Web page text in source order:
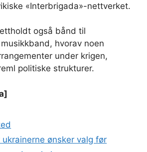
«Interbrigada»-nettverket.
også bånd til
hvorav noen
under krigen,
politiske strukturer.
ukrainerne ønsker valg før